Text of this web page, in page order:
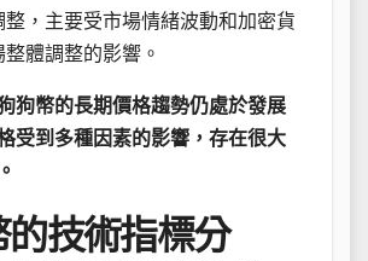
整，主要受市場情緒波動和加密貨
整體調整的影響。
狗幣的長期價格趨勢仍處於發展
受到多種因素的影響，存在很大
的技術指標分